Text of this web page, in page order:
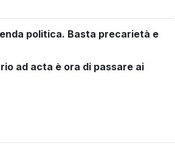
politica. Basta precarietà e
ad acta è ora di passare ai